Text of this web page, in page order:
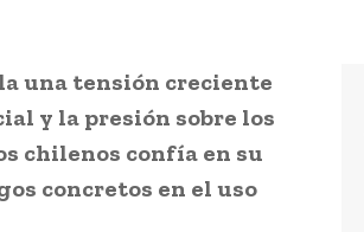
una tensión creciente
y la presión sobre los
chilenos confía en su
concretos en el uso